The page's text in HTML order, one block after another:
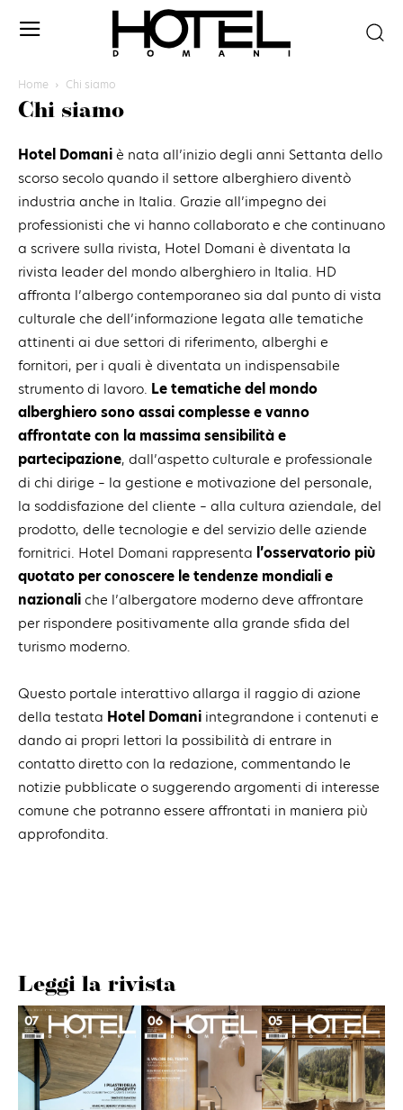
Home Chi siamo
Chi siamo
Hotel Domaniè nata all’inizio degli anni Settanta dello
scorso secolo quando il settore alberghiero diventò
industria anche in Italia. Grazie all’impegno dei
professionisti che vi hanno collaborato e che continuano
a scrivere sulla rivista, Hotel Domani è diventata la
rivista leader del mondo alberghiero in Italia. HD
affronta l’albergo contemporaneo sia dal punto di vista
culturale che dell’informazione legata alle tematiche
attinenti ai due settori di riferimento, alberghi e
fornitori, per i quali è diventata un indispensabile
strumento di lavoro. Le tematiche del mondo
alberghiero sono assai complesse e vanno
affrontate con la massima sensibilità e
partecipazione, dall’aspetto culturale e professionale
di chi dirige – la gestione e motivazione del personale,
la soddisfazione del cliente – alla cultura aziendale, del
prodotto, delle tecnologie e del servizio delle aziende
fornitrici. Hotel Domani rappresenta l’osservatorio più
quotato per conoscere le tendenze mondiali e
nazionaliche l’albergatore moderno deve affrontare
per rispondere positivamente alla grande sfida del
turismo moderno.
Questo portale interattivo allarga il raggio di azione
della testata Hotel Domani integrandone i contenuti e
dando ai propri lettori la possibilità di entrare in
contatto diretto con la redazione, commentando le
notizie pubblicate o suggerendo argomenti di interesse
comune che potranno essere affrontati in maniera più
approfondita.
Leggi la rivista